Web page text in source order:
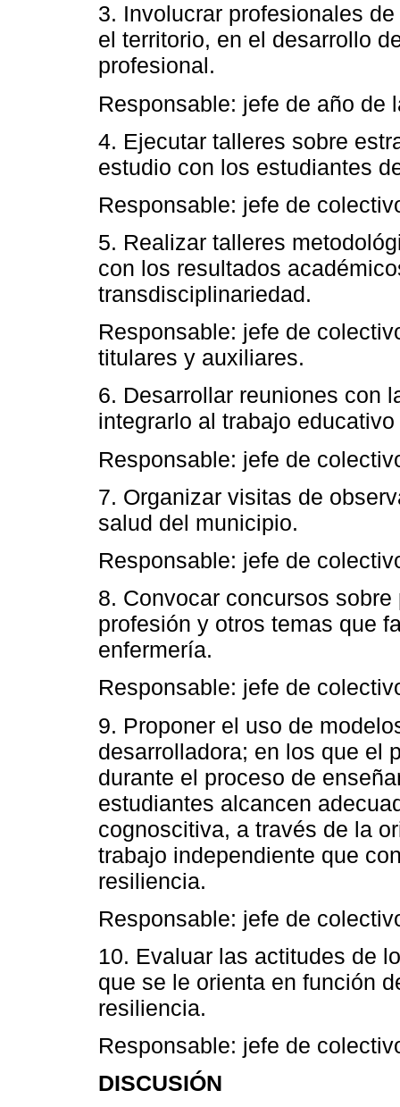
3. Involucrar profesionales
el territorio, en el desarrollo
profesional.
Responsable: jefe de año de
4. Ejecutar talleres sobre
estudio con los estudiantes
Responsable: jefe de
5. Realizar talleres
con los resultados
transdisciplinariedad.
Responsable: jefe de
titulares y auxiliares.
6. Desarrollar reuniones con
integrarlo al trabajo
Responsable: jefe de
7. Organizar visitas de
salud del municipio.
Responsable: jefe de
8. Convocar concursos
profesión y otros temas que
enfermería.
Responsable: jefe de
9. Proponer el uso de
desarrolladora; en los que el
durante el proceso de
estudiantes alcancen
cognoscitiva, a través de la
trabajo independiente que
resiliencia.
Responsable: jefe de
10. Evaluar las actitudes de
que se le orienta en función
resiliencia.
Responsable: jefe de
DISCUSIÓN